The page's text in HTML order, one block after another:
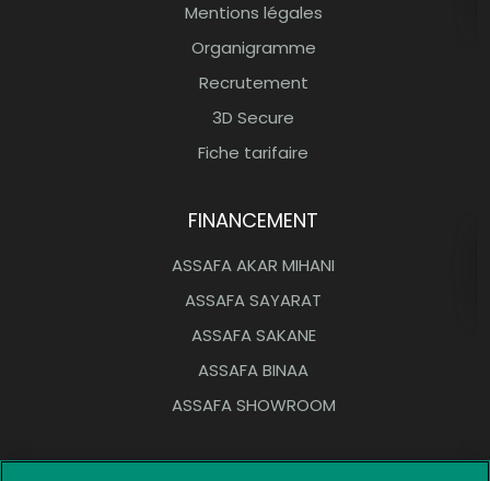
Mentions légales
Organigramme
Recrutement
3D Secure
Fiche tarifaire
FINANCEMENT
ASSAFA AKAR MIHANI
ASSAFA SAYARAT
ASSAFA SAKANE
ASSAFA BINAA
ASSAFA SHOWROOM